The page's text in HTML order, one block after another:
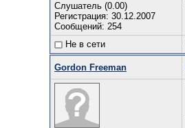
Слушатель (0.00)
Регистрация: 30.12.2007
Сообщений: 254
Не в сети
Gordon Freeman